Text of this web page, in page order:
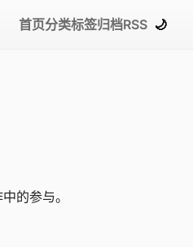
首页分类标签归档RSS 🌙
的参与。